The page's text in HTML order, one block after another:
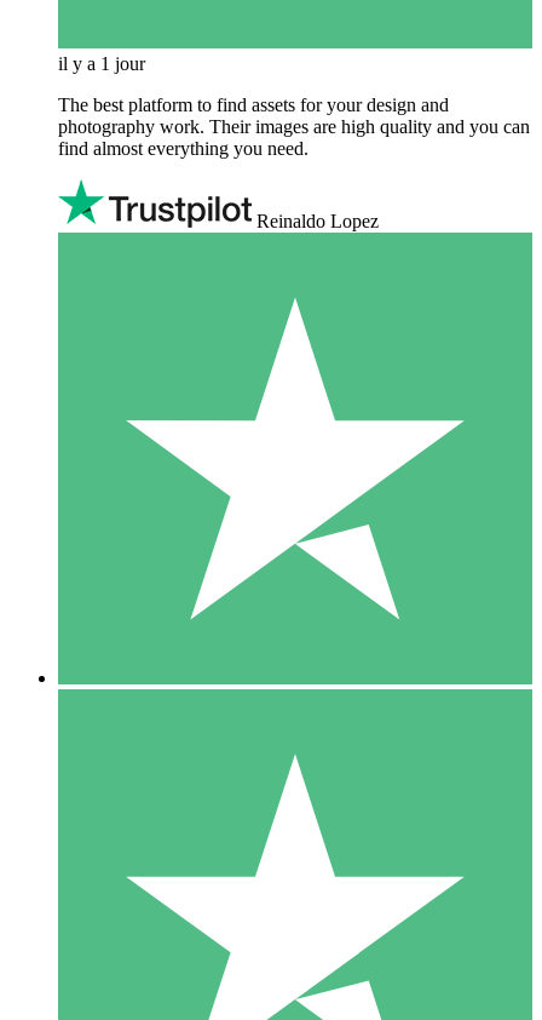
il y a 1 jour
The best platform to find assets for your design and
photography work. Their images are high quality and you can
find almost everything you need.
Reinaldo Lopez